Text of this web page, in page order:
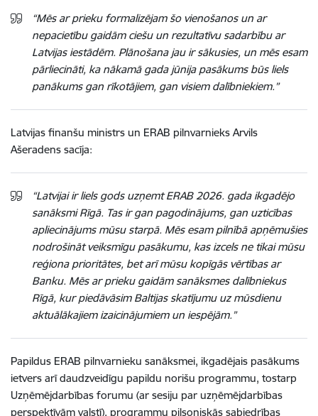
“Mēs ar prieku formalizējam šo vienošanos un ar
nepacietību gaidām ciešu un rezultatīvu sadarbību ar
Latvijas iestādēm. Plānošana jau ir sākusies, un mēs esam
pārliecināti, ka nākamā gada jūnija pasākums būs liels
panākums gan rīkotājiem, gan visiem dalībniekiem.”
Latvijas finanšu ministrs un ERAB pilnvarnieks Arvils
Ašeradens sacīja:
“Latvijai ir liels gods uzņemt ERAB 2026. gada ikgadējo
sanāksmi Rīgā. Tas ir gan pagodinājums, gan uzticības
apliecinājums mūsu starpā. Mēs esam pilnībā apņēmušies
nodrošināt veiksmīgu pasākumu, kas izcels ne tikai mūsu
reģiona prioritātes, bet arī mūsu kopīgās vērtības ar
Banku. Mēs ar prieku gaidām sanāksmes dalībniekus
Rīgā, kur piedāvāsim Baltijas skatījumu uz mūsdienu
aktuālākajiem izaicinājumiem un iespējām.”
Papildus ERAB pilnvarnieku sanāksmei, ikgadējais pasākums
ietvers arī daudzveidīgu papildu norišu programmu, tostarp
Uzņēmējdarbības forumu (ar sesiju par uzņēmējdarbības
perspektīvām valstī), programmu pilsoniskās sabiedrības